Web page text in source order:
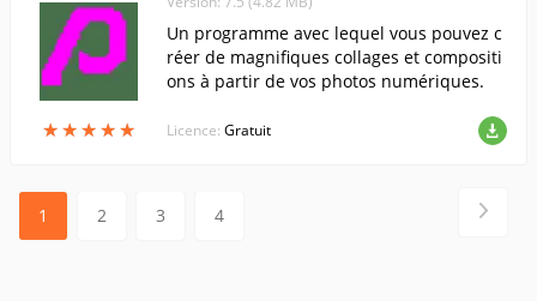
★★★★★
★★★★★
Un programme avec lequel vous pouvez c
réer de magnifiques collages et compositi
ons à partir de vos photos numériques.
Licence: Gratuit
1 2 3 4